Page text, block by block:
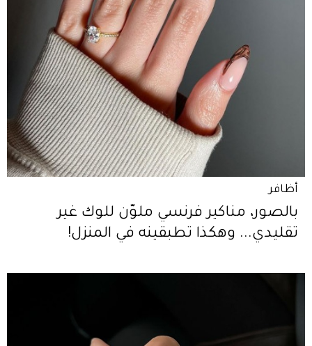
أظافر
بالصور، مناكير فرنسي ملوّن للوك غير
تقليدي... وهكذا تطبقينه في المنزل!